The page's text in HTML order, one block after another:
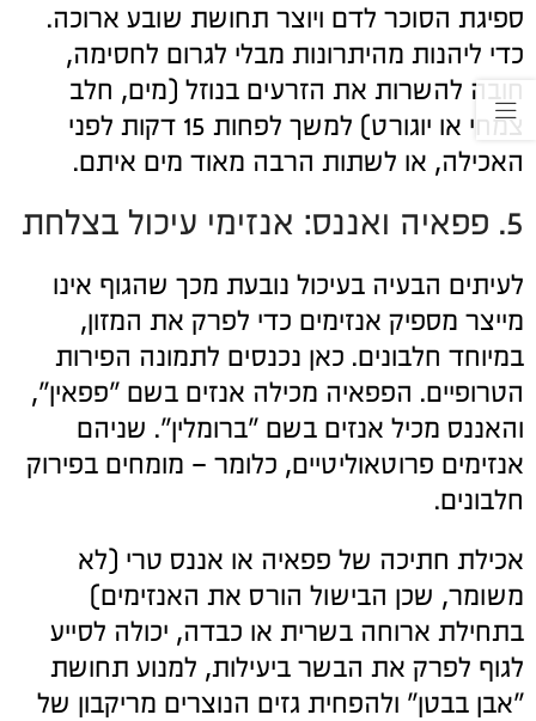
ספיגת הסוכר לדם ויוצר תחושת שובע ארוכה.
כדי ליהנות מהיתרונות מבלי לגרום לחסימה,
חובה להשרות את הזרעים בנוזל (מים, חלב
צמחי או יוגורט) למשך לפחות 15 דקות לפני
האכילה, או לשתות הרבה מאוד מים איתם.
5. פפאיה ואננס: אנזימי עיכול בצלחת
לעיתים הבעיה בעיכול נובעת מכך שהגוף אינו
מייצר מספיק אנזימים כדי לפרק את המזון,
במיוחד חלבונים. כאן נכנסים לתמונה הפירות
הטרופיים. הפפאיה מכילה אנזים בשם "פפאין",
והאננס מכיל אנזים בשם "ברומלין". שניהם
אנזימים פרוטאוליטיים, כלומר – מומחים בפירוק
חלבונים.
אכילת חתיכה של פפאיה או אננס טרי (לא
משומר, שכן הבישול הורס את האנזימים)
בתחילת ארוחה בשרית או כבדה, יכולה לסייע
לגוף לפרק את הבשר ביעילות, למנוע תחושת
"אבן בבטן" ולהפחית גזים הנוצרים מריקבון של